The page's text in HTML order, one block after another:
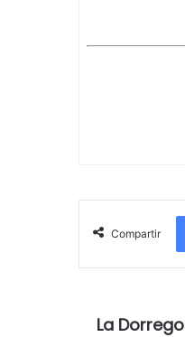
Compartir
La Dorrego